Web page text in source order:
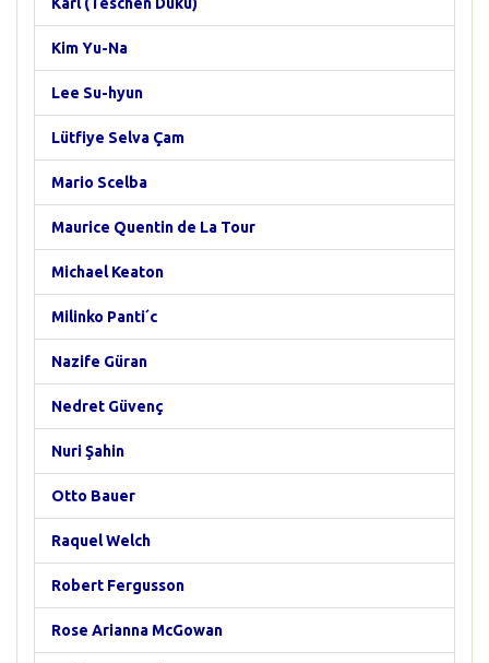
Kim Yu-Na
Lee Su-hyun
Lütfiye Selva Çam
Mario Scelba
Maurice Quentin de La Tour
Michael Keaton
Milinko Panti´c
Nazife Güran
Nedret Güvenç
Nuri Şahin
Otto Bauer
Raquel Welch
Robert Fergusson
Rose Arianna McGowan